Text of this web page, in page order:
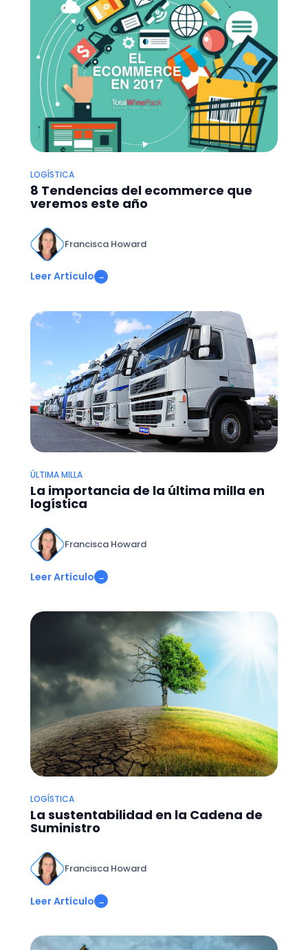
LOGÍSTICA
8 Tendencias del ecommerce que
veremos este año
Francisca Howard
Leer Artículo →
ÚLTIMA MILLA
La importancia de la última milla en
logística
Francisca Howard
Leer Artículo →
LOGÍSTICA
La sustentabilidad en la Cadena de
Suministro
Francisca Howard
Leer Artículo →